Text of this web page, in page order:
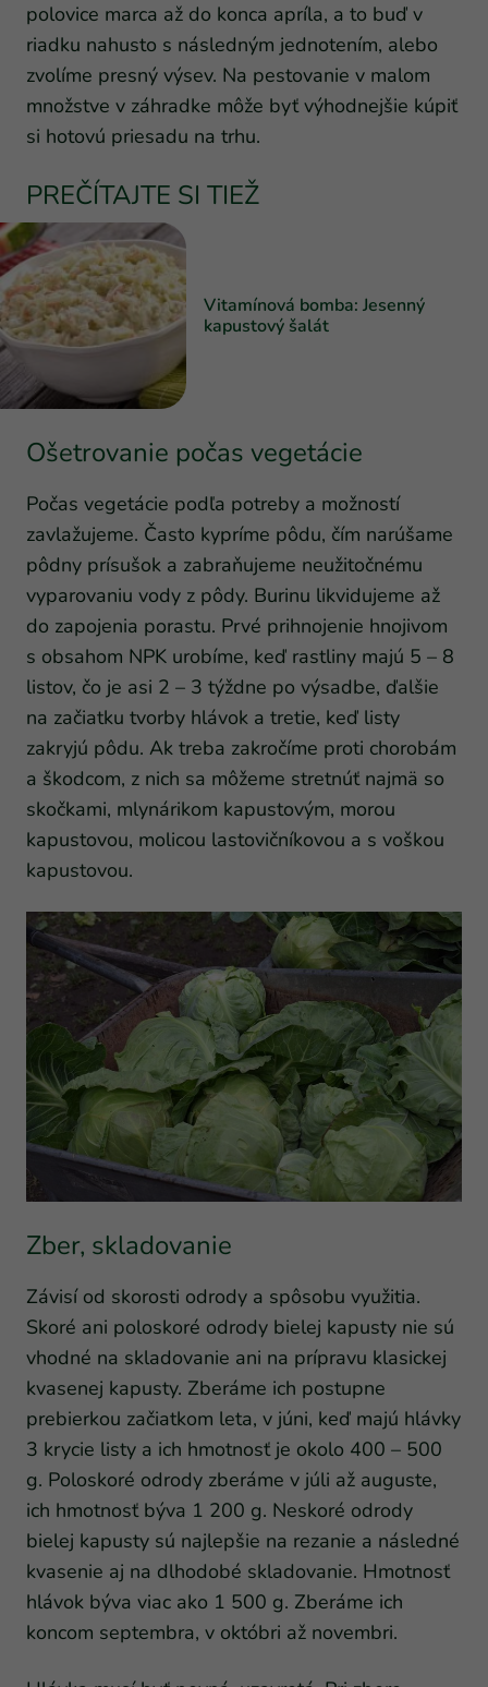
polovice marca až do konca apríla, a to buď v
riadku nahusto s následným jednotením, alebo
zvolíme presný výsev. Na pestovanie v malom
množstve v záhradke môže byť výhodnejšie kúpiť
si hotovú priesadu na trhu.
PREČÍTAJTE SI TIEŽ
Vitamínová bomba: Jesenný
kapustový šalát
Ošetrovanie počas vegetácie
Počas vegetácie podľa potreby a možností
zavlažujeme. Často kypríme pôdu, čím narúšame
pôdny prísušok a zabraňujeme neužitočnému
vyparovaniu vody z pôdy. Burinu likvidujeme až
do zapojenia porastu. Prvé prihnojenie hnojivom
s obsahom NPK urobíme, keď rastliny majú 5 – 8
listov, čo je asi 2 – 3 týždne po výsadbe, ďalšie
na začiatku tvorby hlávok a tretie, keď listy
zakryjú pôdu. Ak treba zakročíme proti chorobám
a škodcom, z nich sa môžeme stretnúť najmä so
skočkami, mlynárikom kapustovým, morou
kapustovou, molicou lastovičníkovou a s voškou
kapustovou.
Zber, skladovanie
Závisí od skorosti odrody a spôsobu využitia.
Skoré ani poloskoré odrody bielej kapusty nie sú
vhodné na skladovanie ani na prípravu klasickej
kvasenej kapusty. Zberáme ich postupne
prebierkou začiatkom leta, v júni, keď majú hlávky
3 krycie listy a ich hmotnosť je okolo 400 – 500
g. Poloskoré odrody zberáme v júli až auguste,
ich hmotnosť býva 1 200 g. Neskoré odrody
bielej kapusty sú najlepšie na rezanie a následné
kvasenie aj na dlhodobé skladovanie. Hmotnosť
hlávok býva viac ako 1 500 g. Zberáme ich
koncom septembra, v októbri až novembri.